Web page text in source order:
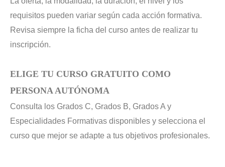
requisitos pueden variar según cada acción formativa.
Revisa siempre la ficha del curso antes de realizar tu
inscripción.
ELIGE TU CURSO GRATUITO COMO
PERSONA AUTÓNOMA
Consulta los Grados C, Grados B, Grados A y
Especialidades Formativas disponibles y selecciona el
curso que mejor se adapte a tus objetivos profesionales.